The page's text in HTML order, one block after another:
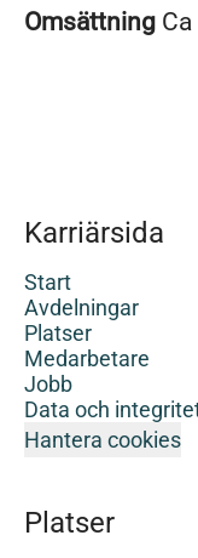
Omsättning
Karriärsida
Start
Avdelningar
Platser
Medarbetare
Jobb
Data och
Hantera cookies
Platser